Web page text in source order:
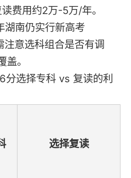
费用约2万-5万/年。
湖南仍实行新高考
注意选科组合是否有调
。
分选择专科 vs 复读的利
选择复读